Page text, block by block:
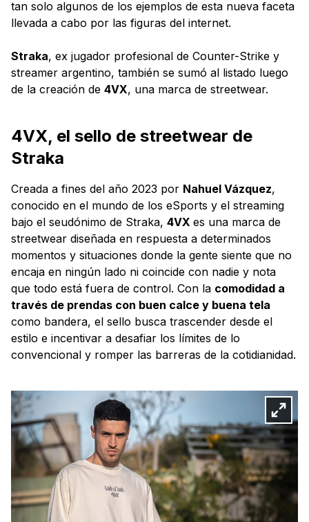
tan solo algunos de los ejemplos de esta nueva faceta
llevada a cabo por las figuras del internet.
Straka, ex jugador profesional de Counter-Strike y
streamer argentino, también se sumó al listado luego
de la creación de 4VX, una marca de streetwear.
4VX, el sello de streetwear de
Straka
Creada a fines del año 2023 por Nahuel Vázquez,
conocido en el mundo de los eSports y el streaming
bajo el seudónimo de Straka, 4VX es una marca de
streetwear diseñada en respuesta a determinados
momentos y situaciones donde la gente siente que no
encaja en ningún lado ni coincide con nadie y nota
que todo está fuera de control. Con la comodidad a
través de prendas con buen calce y buena tela
como bandera, el sello busca trascender desde el
estilo e incentivar a desafiar los límites de lo
convencional y romper las barreras de la cotidianidad.